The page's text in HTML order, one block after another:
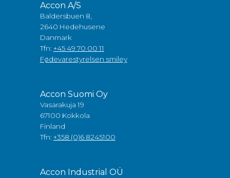
Accon A/S
Baldersbuen 8,
2640 Hedehusene
Danmark
Tfn: +45 49 70 00 11
Fødevarestyrelsen smiley
Accon Suomi Oy
Vasarakuja 19
67100 Kokkola
Finland
Tfn: +358 (0)6 8245100
Accon Industrial OÜ